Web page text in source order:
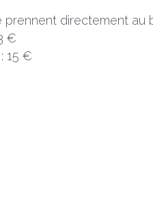
prennent directement au
€
15 €